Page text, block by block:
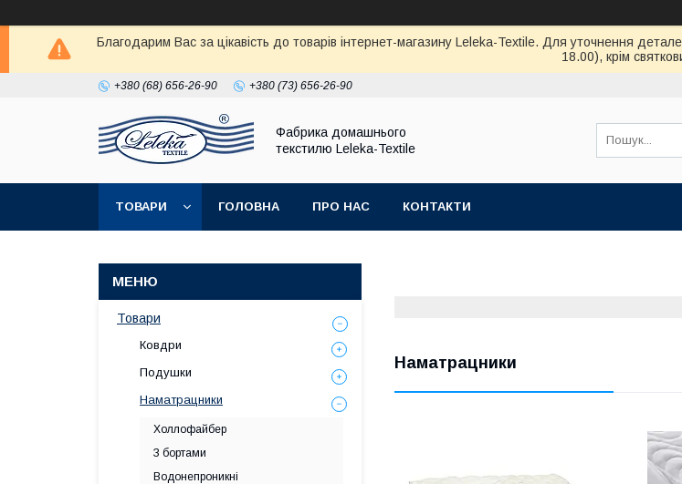
Благодарим Вас за цікавість до товарів інтернет-магазину Leleka-Textile. Для уточнення
18.00), крім
+380 (68) 656-26-90 +380 (73) 656-26-90
Фабрика домашнього
текстилю Leleka-Textile
ТОВАРИ ГОЛОВНА ПРО НАС КОНТАКТИ
Наматрацники
Товари
Ковдри
Подушки
Наматрацники
Холлофайбер
З бортами
Водонепроникні